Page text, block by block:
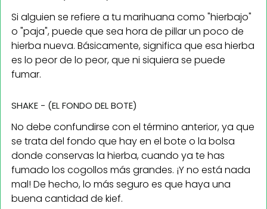
Si alguien se refiere a tu marihuana como "hierbajo"
o "paja", puede que sea hora de pillar un poco de
hierba nueva. Básicamente, significa que esa hierba
es lo peor de lo peor, que ni siquiera se puede
fumar.
SHAKE - (EL FONDO DEL BOTE)
No debe confundirse con el término anterior, ya que
se trata del fondo que hay en el bote o la bolsa
donde conservas la hierba, cuando ya te has
fumado los cogollos más grandes. ¡Y no está nada
mal! De hecho, lo más seguro es que haya una
buena cantidad de kief.